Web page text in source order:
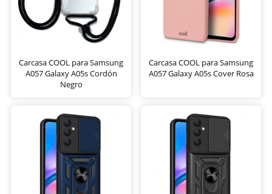
Carcasa COOL para Samsung
A057 Galaxy A05s Cordón
Negro
Carcasa COOL para Samsung
A057 Galaxy A05s Cover Rosa